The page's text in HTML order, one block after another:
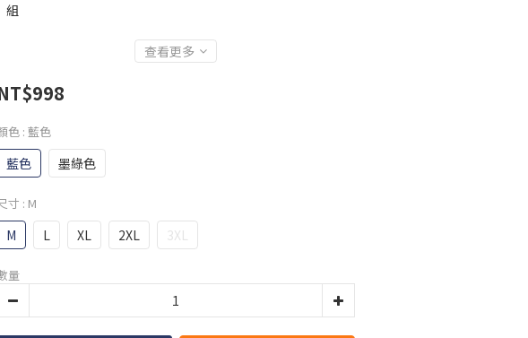
組
查看更多
色 : 藍色
藍色 墨綠色
寸 : M
M L XL 2XL 3XL
量